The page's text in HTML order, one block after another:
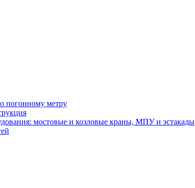
погонному метру
мостовые и козловые краны, МПУ и эстакады